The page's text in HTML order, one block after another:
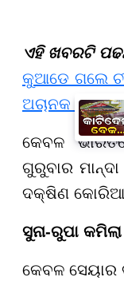
ଏହି ଖବରଟି
କୁଆଡେ ଗଲେ
ଅଚାନକ
କେବଳ
ଗୁରୁବାର
ଦକ୍ଷିଣ
ସୁନା-ରୁପା କମିଲା
କେବଳ ସେୟାର